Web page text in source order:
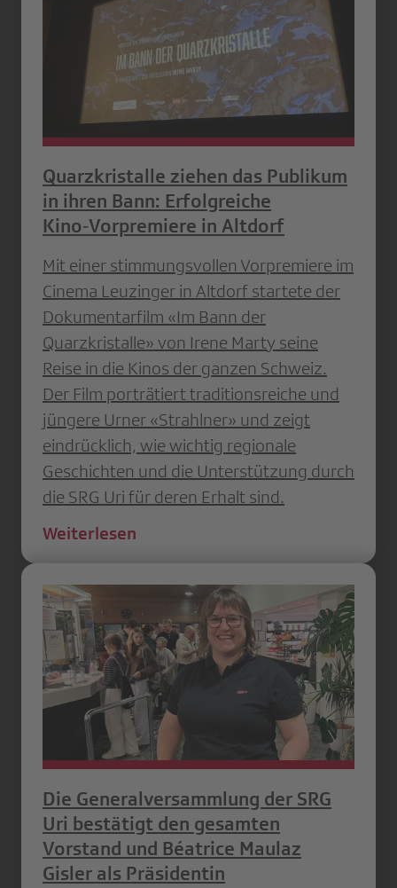
Quarzkristalle ziehen das Publikum
in ihren Bann: Erfolgreiche
Kino‑Vorpremiere in Altdorf
Mit einer stimmungsvollen Vorpremiere im
Cinema Leuzinger in Altdorf startete der
Dokumentarfilm «Im Bann der
Quarzkristalle» von Irene Marty seine
Reise in die Kinos der ganzen Schweiz.
Der Film porträtiert traditionsreiche und
jüngere Urner «Strahlner» und zeigt
eindrücklich, wie wichtig regionale
Geschichten und die Unterstützung durch
die SRG Uri für deren Erhalt sind.
Weiterlesen
Die Generalversammlung der SRG
Uri bestätigt den gesamten
Vorstand und Béatrice Maulaz
Gisler als Präsidentin